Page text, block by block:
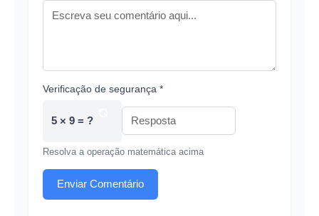
Verificação de segurança *
5 × 9 = ?
Resolva a operação matemática acima
Enviar Comentário